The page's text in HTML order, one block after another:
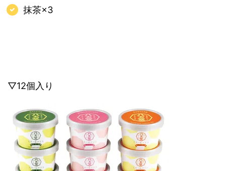
抹茶×3
▽12個入り